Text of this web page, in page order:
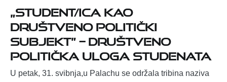
„Student/ica kao
društveno politički
subjekt” – društveno
politička uloga studenata
U petak, 31. svibnja,u Palachu se održala tribina naziva